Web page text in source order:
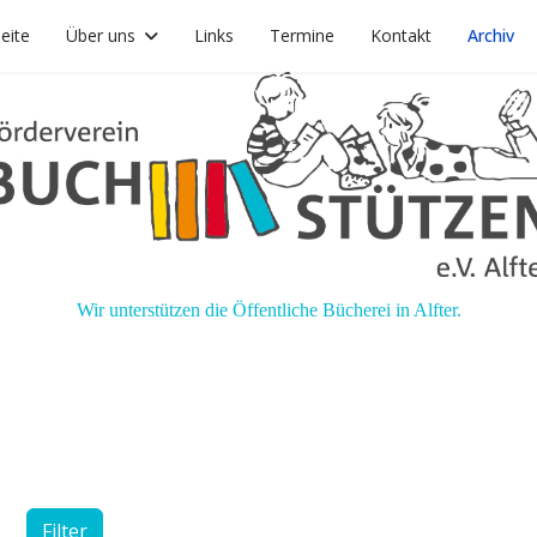
Über uns Links Termine Kontakt Archiv
Wir unterstützen die Öffentliche Bücherei in Alfter.
Filter